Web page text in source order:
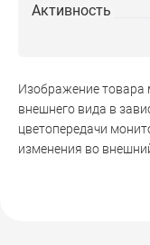
Активность
Изображение товара
внешнего вида в
цветопередачи
изменения во